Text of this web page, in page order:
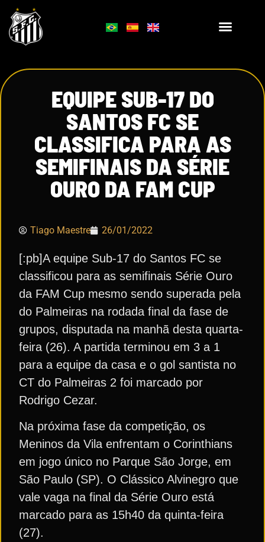
EQUIPE SUB-17 DO
SANTOS FC SE
CLASSIFICA PARA AS
SEMIFINAIS DA SÉRIE
OURO DA FAM CUP
Tiago Maestre 26/01/2022
[:pb]A equipe Sub-17 do Santos FC se
classificou para as semifinais Série Ouro
da FAM Cup mesmo sendo superada pela
do Palmeiras na rodada final da fase de
grupos, disputada na manhã desta quarta-
feira (26). A partida terminou em 3 a 1
para a equipe da casa e o gol santista no
CT do Palmeiras 2 foi marcado por
Rodrigo Cezar.
Na próxima fase da competição, os
Meninos da Vila enfrentam o Corinthians
em jogo único no Parque São Jorge, em
São Paulo (SP). O Clássico Alvinegro que
vale vaga na final da Série Ouro está
marcado para as 15h40 da quinta-feira
(27).